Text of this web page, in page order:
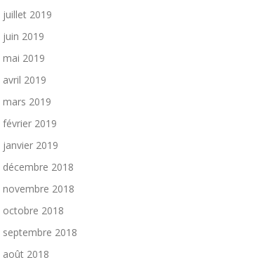
juillet 2019
juin 2019
mai 2019
avril 2019
mars 2019
février 2019
janvier 2019
décembre 2018
novembre 2018
octobre 2018
septembre 2018
août 2018